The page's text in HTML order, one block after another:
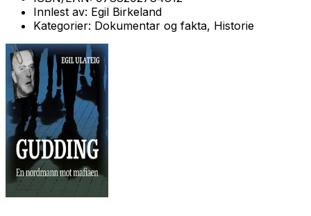
Innlest av: Egil Birkeland
Kategorier: Dokumentar og fakta, Historie